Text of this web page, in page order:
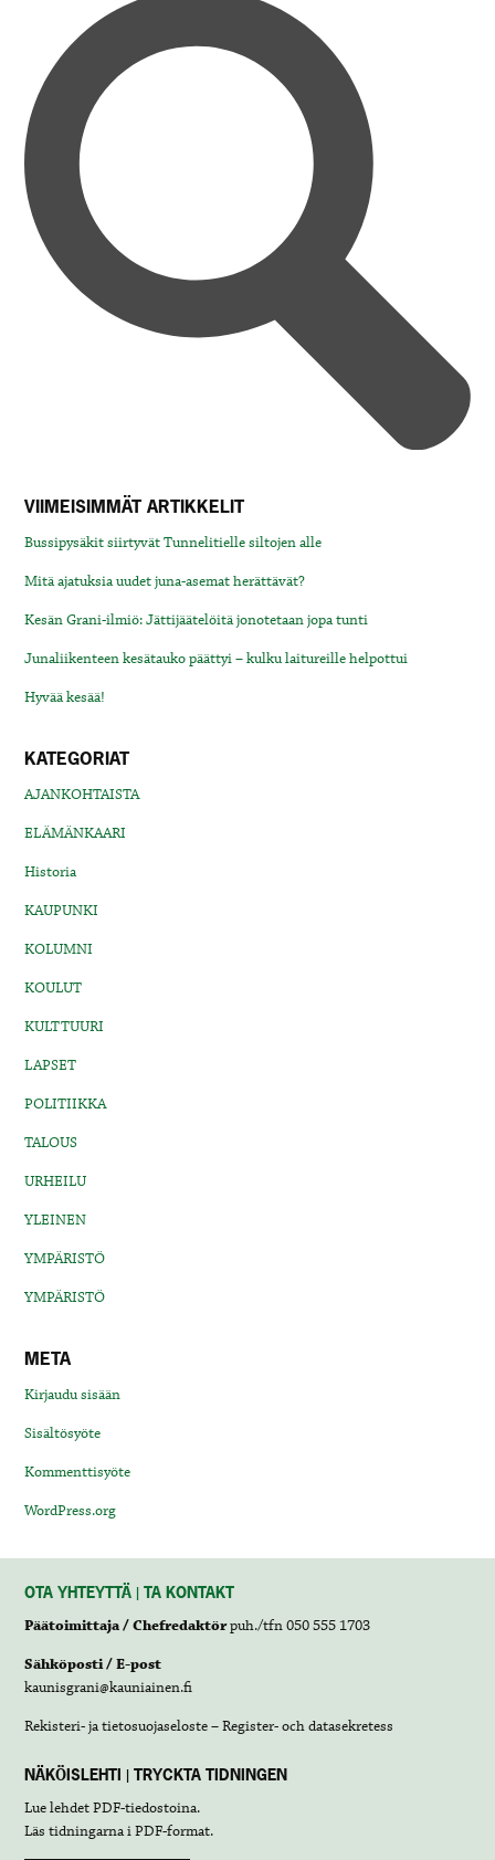
VIIMEISIMMÄT ARTIKKELIT
Bussipysäkit siirtyvät Tunnelitielle siltojen alle
Mitä ajatuksia uudet juna-asemat herättävät?
Kesän Grani-ilmiö: Jättijäätelöitä jonotetaan jopa tunti
Junaliikenteen kesätauko päättyi – kulku laitureille helpottui
Hyvää kesää!
KATEGORIAT
AJANKOHTAISTA
ELÄMÄNKAARI
Historia
KAUPUNKI
KOLUMNI
KOULUT
KULTTUURI
LAPSET
POLITIIKKA
TALOUS
URHEILU
YLEINEN
YMPÄRISTÖ
YMPÄRISTÖ
META
Kirjaudu sisään
Sisältösyöte
Kommenttisyöte
WordPress.org
OTA YHTEYTTÄ | TA KONTAKT
Päätoimittaja / Chefredaktörpuh./tfn 050 555 1703
Sähköposti / E-post
kaunisgrani@kauniainen.fi
Rekisteri- ja tietosuojaseloste – Register- och datasekretess
NÄKÖISLEHTI | TRYCKTA TIDNINGEN
Lue lehdetPDF-tiedostoina.
Läs tidningarna iPDF-format.